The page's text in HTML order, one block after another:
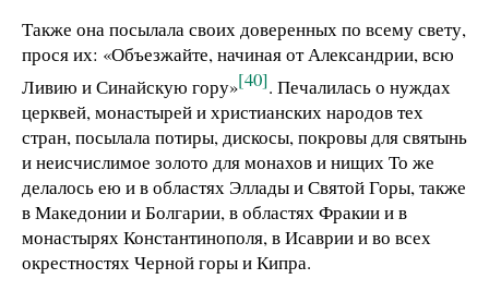
Также она посылала своих доверенных по всему свету,
прося их: «Объезжайте, начиная от Александрии, всю
Ливию и Синайскую гору»[40]. Печалилась о нуждах
церквей, монастырей и христианских народов тех
стран, посылала потиры, дискосы, покровы для святынь
и неисчислимое золото для монахов и нищих То же
делалось ею и в областях Эллады и Святой Горы, также
в Македонии и Болгарии, в областях Фракии и в
монастырях Константинополя, в Исаврии и во всех
окрестностях Черной горы и Кипра.